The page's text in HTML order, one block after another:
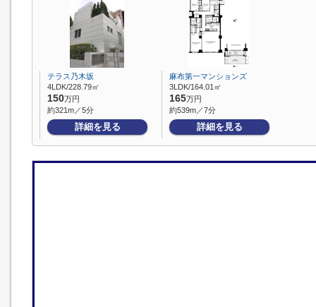
テラス乃木坂
4LDK/228.79㎡
150万円
約321m／5分
詳細を見る
麻布第一マンションズ
3LDK/164.01㎡
165万円
約539m／7分
詳細を見る